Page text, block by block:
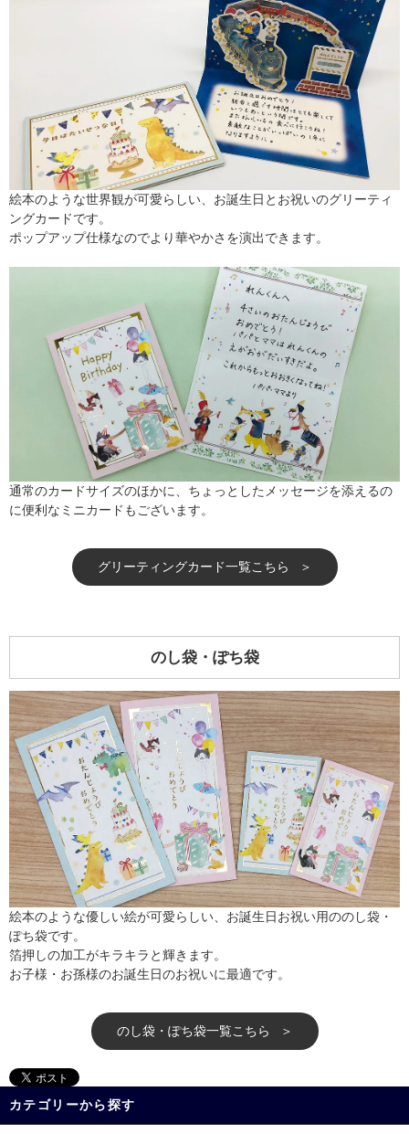
絵本のような世界観が可愛らしい、お誕生日とお祝いのグリーティ
ングカードです。
ポップアップ仕様なのでより華やかさを演出できます。
通常のカードサイズのほかに、ちょっとしたメッセージを添えるの
に便利なミニカードもございます。
グリーティングカード一覧こちら
のし袋・ぽち袋
絵本のような優しい絵が可愛らしい、お誕生日お祝い用ののし袋・
ぽち袋です。
箔押しの加工がキラキラと輝きます。
お子様・お孫様のお誕生日のお祝いに最適です。
のし袋・ぽち袋一覧こちら
カテゴリーから探す